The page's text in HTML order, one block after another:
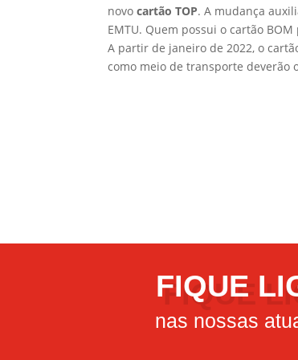
novocartão TOP. A mudança
EMTU. Quem possui o cartão
A partir de janeiro de 2022, o
como meio de transporte deverão
FIQUE
nas nossas